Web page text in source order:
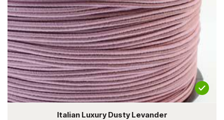
Italian Luxury Dusty Levander